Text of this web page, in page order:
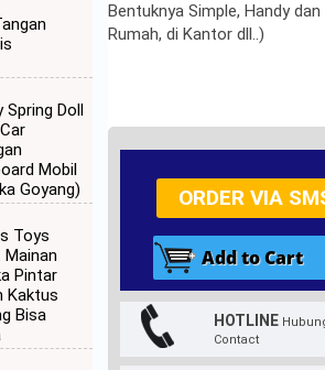
Bentuknya Simple, Handy
Rumah, di Kantor dll..)
ORDER VIA
HOTLINE
Contact
Spring Doll
Mobil
Goyang)
Toys
Pintar
Kaktus
Bisa